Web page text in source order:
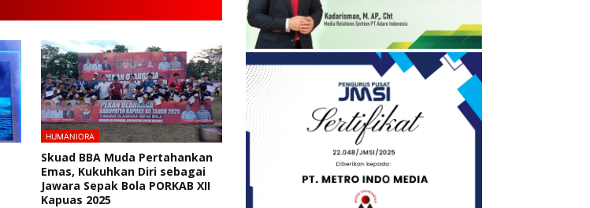
HUMANIORA
Skuad BBA Muda Pertahankan
Emas, Kukuhkan Diri sebagai
Jawara Sepak Bola PORKAB XII
Kapuas 2025